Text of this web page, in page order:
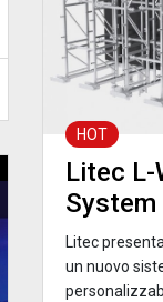
HOT
Litec L-
System
Litec
un nuovo